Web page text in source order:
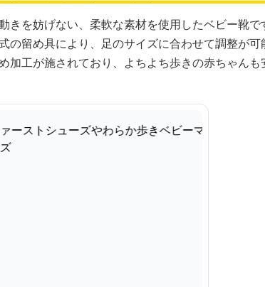
きを妨げない、柔軟な素材を使用したベビー靴で
の留め具により、足のサイズに合わせて調整が可
加工が施されており、よちよち歩きの赤ちゃん